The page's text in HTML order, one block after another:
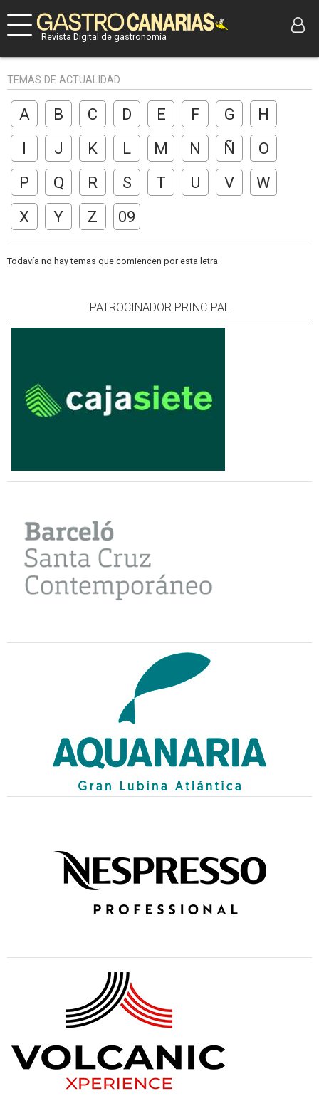
Revista Digital de gastronomía
TEMAS DE ACTUALIDAD
A B C D E F G
H
I
J K L M N Ñ
O
P
Q R S T U V
W
X
Y Z 09
Todavía no hay temas que comiencen por esta letra
PATROCINADOR PRINCIPAL